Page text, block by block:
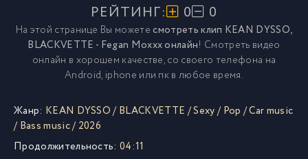
РЕЙТИНГ: 0 0
На этой странице Вы можетесмотреть клип KEAN DYSSO,
BLACKVETTE - Fegan Moxxx онлайн! Смотреть видео
онлайн в хорошем качестве, со своего телефона на
Android, iphone или пк в любое время.
Жанр: KEAN DYSSO/ BLACKVETTE /Sexy/ Pop /Car music
/ Bass music/ 2026
Продолжительность: 04:11